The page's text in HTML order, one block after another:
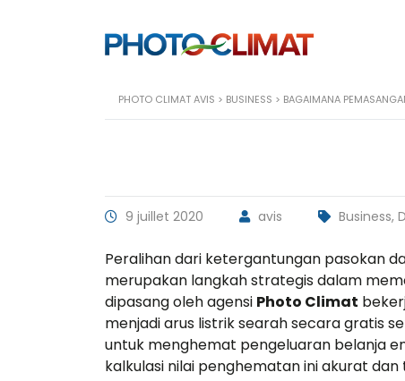
PHOTO CLIMAT AVIS > BUSINESS > BAGAIMANA
9 juillet 2020 avis Business,
Peralihan dari ketergantungan pasokan
merupakan langkah strategis dalam
dipasang oleh agensi Photo Climat
menjadi arus listrik searah secara gratis
untuk menghemat pengeluaran belanja
kalkulasi nilai penghematan ini akurat